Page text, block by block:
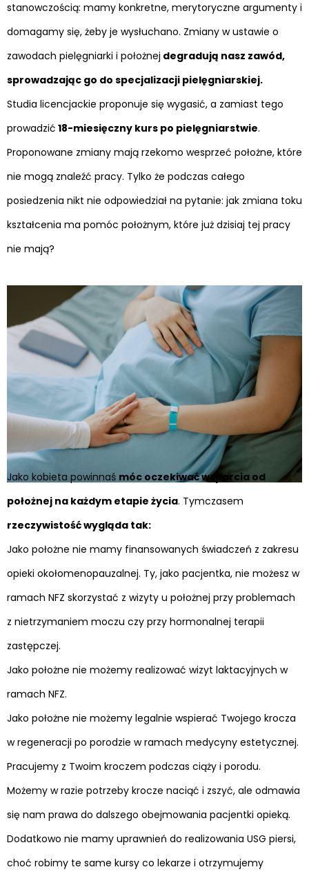
stanowczością: mamy konkretne, merytoryczne argumenty i
domagamy się, żeby je wysłuchano. Zmiany w ustawie o
zawodach pielęgniarki i położnej degradują nasz zawód,
sprowadzając go do specjalizacji pielęgniarskiej.
Studia licencjackie proponuje się wygasić, a zamiast tego
prowadzić 18-miesięczny kurs po pielęgniarstwie.
Proponowane zmiany mają rzekomo wesprzeć położne, które
nie mogą znaleźć pracy. Tylko że podczas całego
posiedzenia nikt nie odpowiedział na pytanie: jak zmiana toku
kształcenia ma pomóc położnym, które już dzisiaj tej pracy
nie mają?
Jako kobieta powinnaś móc oczekiwać wsparcia od
położnej na każdym etapie życia. Tymczasem
rzeczywistość wygląda tak:
Jako położne nie mamy finansowanych świadczeń z zakresu
opieki okołomenopauzalnej. Ty, jako pacjentka, nie możesz w
ramach NFZ skorzystać z wizyty u położnej przy problemach
z nietrzymaniem moczu czy przy hormonalnej terapii
zastępczej.
Jako położne nie możemy realizować wizyt laktacyjnych w
ramach NFZ.
Jako położne nie możemy legalnie wspierać Twojego krocza
w regeneracji po porodzie w ramach medycyny estetycznej.
Pracujemy z Twoim kroczem podczas ciąży i porodu.
Możemy w razie potrzeby krocze naciąć i zszyć, ale odmawia
się nam prawa do dalszego obejmowania pacjentki opieką.
Dodatkowo nie mamy uprawnień do realizowania USG piersi,
choć robimy te same kursy co lekarze i otrzymujemy